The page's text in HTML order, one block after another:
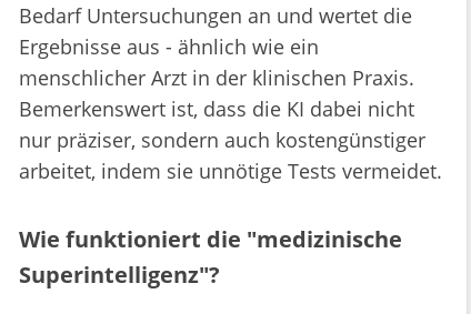
Bedarf Untersuchungen an und wertet die
Ergebnisse aus - ähnlich wie ein
menschlicher Arzt in der klinischen Praxis.
Bemerkenswert ist, dass die KI dabei nicht
nur präziser, sondern auch kostengünstiger
arbeitet, indem sie unnötige Tests vermeidet.
Wie funktioniert die "medizinische
Superintelligenz"?